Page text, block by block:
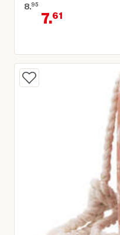
8.95
Oorspronkelijke prijs €
7.61
Huidige